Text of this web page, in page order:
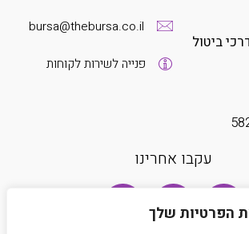
הפרטיות שלך
ביטול
bursa@thebursa.co.il
פנייה לשירות לקוחות
עקבו אחרינו